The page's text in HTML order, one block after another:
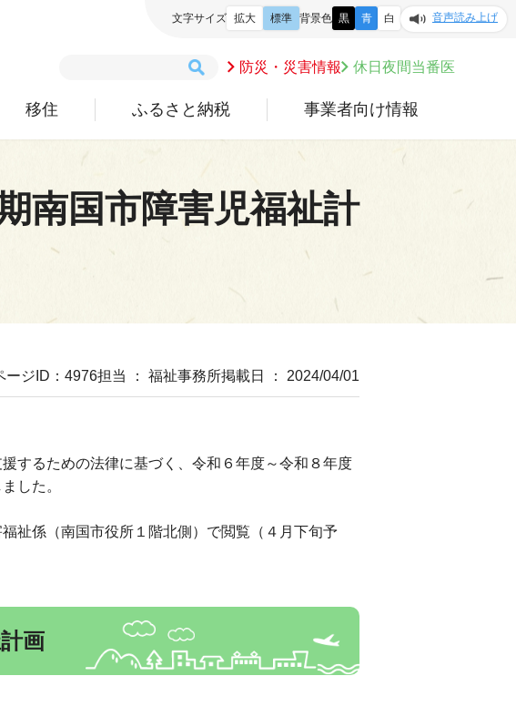
防災・災害情報 休日夜間当番医
移住 ふるさと納税 事業者向け情報
文字サイズ 拡大 標準 背景色 黒 青 白 音声読み上げ
南国市障害児福祉計
ージID：4976担当 ： 福祉事務所掲載日 ： 2024/04/01
するための法律に基づく、令和６年度～令和８年度
した。
祉係（南国市役所１階北側）で閲覧（４月下旬予
画